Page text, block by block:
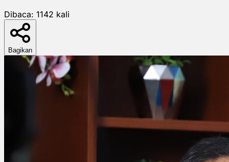
Dibaca: 1142 kali
Bagikan